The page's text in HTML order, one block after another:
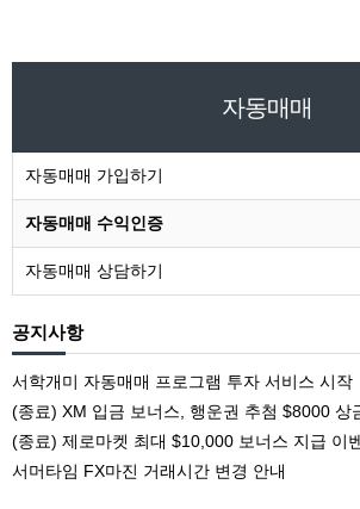
자동매매
자동매매 가입하기
자동매매 수익인증
자동매매 상담하기
공지사항
서학개미 자동매매 프로그램 투자 서비스 시작
(종료) XM 입금 보너스, 행운권 추첨 $8000 상
(종료) 제로마켓 최대 $10,000 보너스 지급 이벤트 | FX마진 해외거래
서머타임 FX마진 거래시간 변경 안내